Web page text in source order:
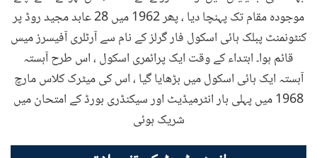
موجودہ مقام تک پہنچا دیا ، پھر 1962 میں 28 عابد مجید روڈ پر
کنٹونمنٹ پبلک ہائی اسکول فار گرلز کے نام سے آرٹلری آفیسرز میس
قائم ہوا۔ ابتداء کے وقت ایک پرائمری اسکول ، اس طرح آہستہ
آہستہ ایک ہائی اسکول میں بڑھایا گیا ، اس کی میٹرک کلاس مارچ
1968 میں پہلی بار انٹرمیڈیٹ اور سیکنڈری بورڈ کے امتحان میں
شریک ہوئی